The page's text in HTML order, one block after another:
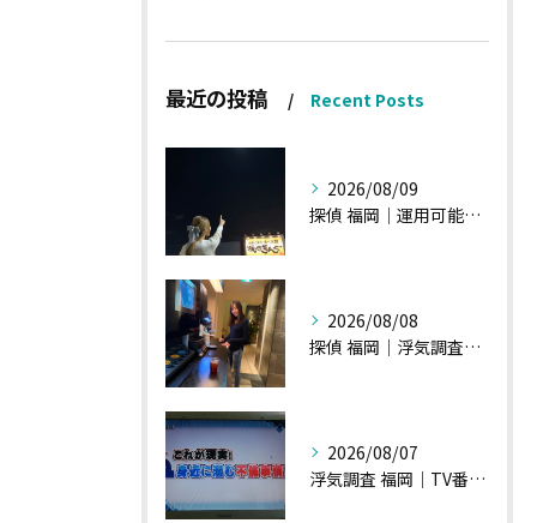
最近の投稿 Recent Posts
2026/08/09
探偵 福岡｜運用可能な報告書②
2026/08/08
探偵 福岡｜浮気調査、諸状況、そして雑談へ
2026/08/07
浮気調査 福岡｜TV番組15分間の特集の時のお話①